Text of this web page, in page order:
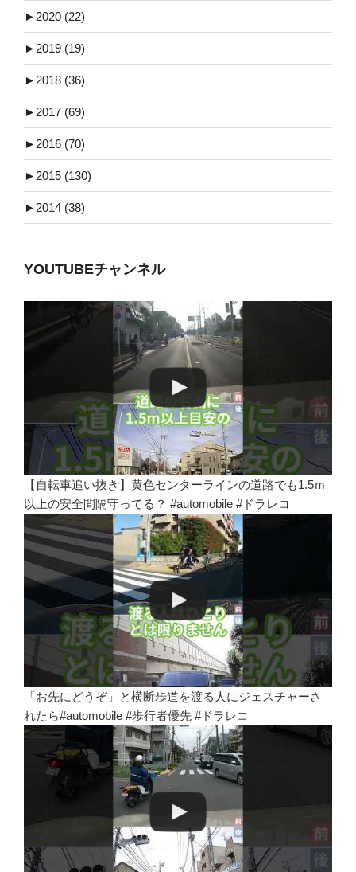
► 2020 (22)
► 2019 (19)
► 2018 (36)
► 2017 (69)
► 2016 (70)
► 2015 (130)
► 2014 (38)
YOUTUBEチャンネル
【自転車追い抜き】黄色センターラインの道路でも1.5ｍ
以上の安全間隔守ってる？ #automobile #ドラレコ
「お先にどうぞ」と横断歩道を渡る人にジェスチャーさ
れたら#automobile #歩行者優先 #ドラレコ